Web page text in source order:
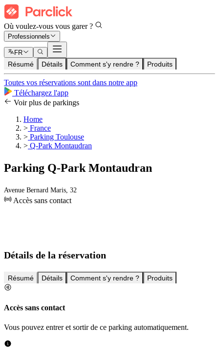
Où voulez-vous vous garer ?
Professionnels
FR
Résumé Détails Comment s'y rendre ? Produits
Toutes vos réservations sont dans notre app
Téléchargez l'app
Voir plus de parkings
Home
> France
> Parking Toulouse
> Q-Park Montaudran
Parking Q-Park Montaudran
Avenue Bernard Maris, 32
Accès sans contact
Détails de la réservation
Résumé Détails Comment s'y rendre ? Produits
Accès sans contact
Vous pouvez entrer et sortir de ce parking automatiquement.